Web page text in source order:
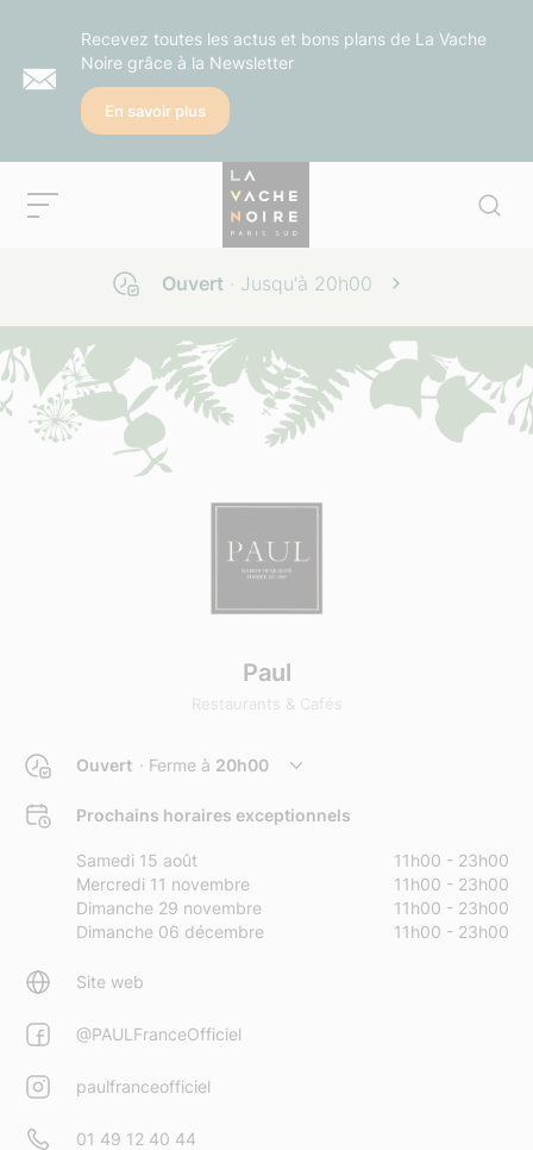
Recevez toutes les actus et bons plans de La Vache
Noire grâce à la Newsletter
En savoir plus
Ouvert· Jusqu'à 20h00
Paul
Restaurants & Cafés
Ouvert · Ferme à 20h00
Prochains horaires exceptionnels
Samedi 15 août
11h00 - 23h00
Mercredi 11 novembre
11h00 - 23h00
Dimanche 29 novembre
11h00 - 23h00
Dimanche 06 décembre
11h00 - 23h00
Site web
@PAULFranceOfficiel
paulfranceofficiel
01 49 12 40 44